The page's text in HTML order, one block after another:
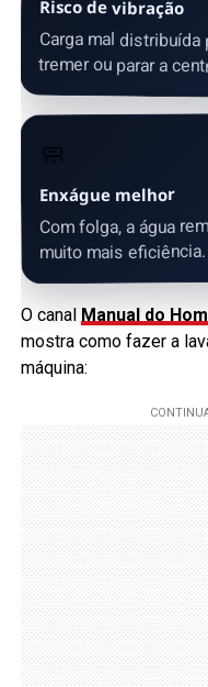
Risco de vibração
Carga mal distribuída
tremer ou parar a
🧼
Enxágue melhor
Com folga, a água
muito mais eficiência.
O canal Manual do
mostra como fazer a
máquina: